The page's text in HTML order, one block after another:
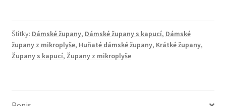
Štítky: Dámské župany, Dámské župany s kapucí, Dámské
župany z mikroplyše, Huňaté dámské župany, Krátké župany,
Župany s kapucí, Župany z mikroplyše